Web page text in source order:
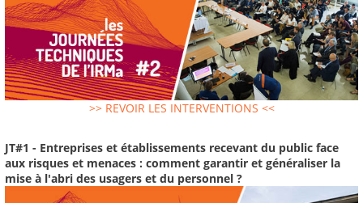
>> REVOIR LES INTERVENTIONS <<
JT#1 - Entreprises et établissements recevant du public face
aux risques et menaces : comment garantir et généraliser la
mise à l'abri des usagers et du personnel ?